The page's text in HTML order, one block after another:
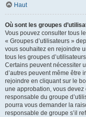
Haut
Où sont les groupes
Vous pouvez consulter tous
« Groupes d’utilisateurs »
vous souhaitez en rejoindre
tous les groupes
Certains peuvent nécessiter
d’autres peuvent même être
rejoindre en cliquant sur le
une approbation, vous
responsable du groupe
pourra vous demander la
responsable de groupe s’il